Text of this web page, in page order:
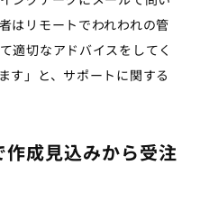
はリモートでわれわれの管
適切なアドバイスをしてく
す」と、サポートに関する
成見込みから受注